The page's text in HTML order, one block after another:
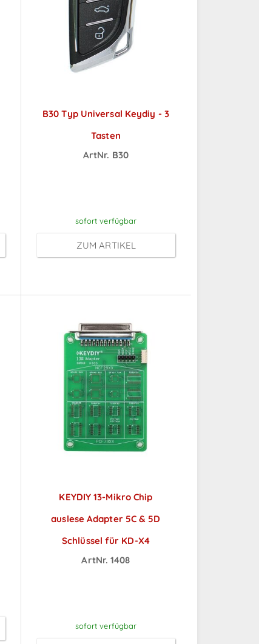
B30 Typ Universal Keydiy - 3
Tasten
ArtNr. B30
sofort verfügbar
ZUM ARTIKEL
KEYDIY 13-Mikro Chip
auslese Adapter 5C & 5D
Schlüssel für KD-X4
ArtNr. 1408
sofort verfügbar